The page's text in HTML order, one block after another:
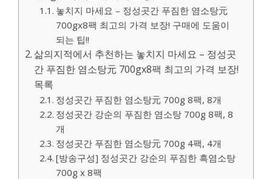
놓치지 마세요 – 정성곳간 푸짐한 염소탕元
700gx8팩 최고의 가격 보장! 구매에 도움이
되는 팁!!
삶의지적에서 추천하는 놓치지 마세요 – 정성곳
간 푸짐한 염소탕元 700gx8팩 최고의 가격 보장!
목록
정성곳간 푸짐한 염소탕元 700g 8팩, 8개
정성곳간 강순의 푸짐한 염소탕 700g 8팩, 8
개
정성곳간 푸짐한 염소탕元 700g 4팩, 4개
[방송구성] 정성곳간 강순의 푸짐한 흑염소탕
700g x 8팩